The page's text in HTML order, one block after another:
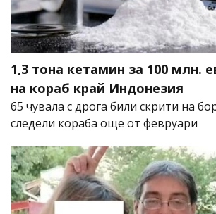
1,3 тона кетамин за 100 млн.
на кораб край Индонезия
65 чувала с дрога били скрити на
следели кораба още от февруари